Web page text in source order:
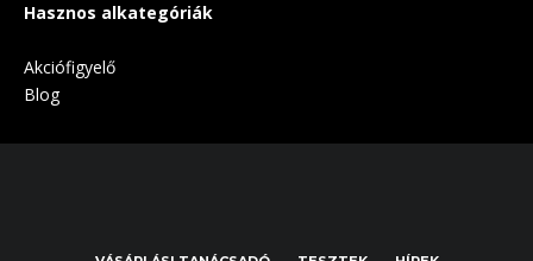
Hasznos alkategóriák
Akciófigyelő
Blog